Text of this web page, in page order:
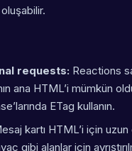
requests: Reactions
ana HTML’i mümkün
ETag kullanın.
kartı HTML’i için
gibi alanlar için